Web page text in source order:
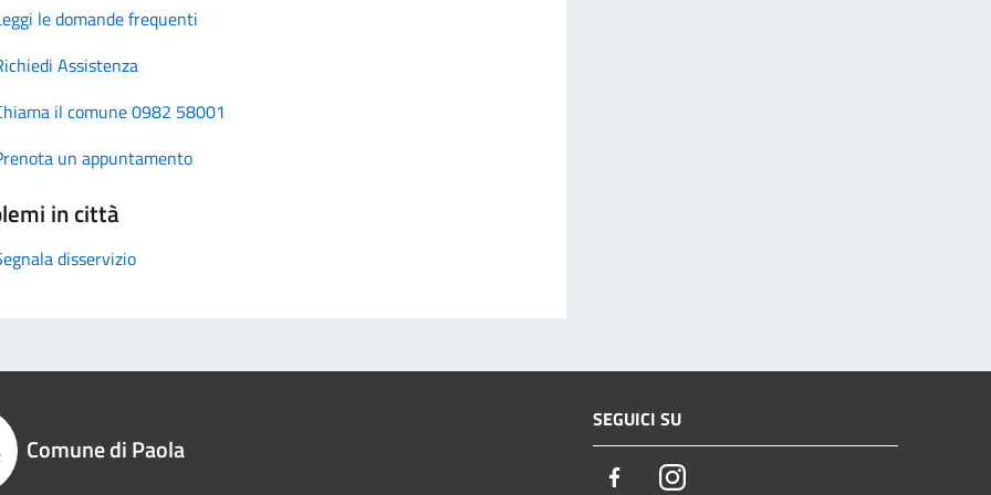
le domande frequenti
Assistenza
il comune 0982 58001
un appuntamento
in città
disservizio
Comune di Paola
SEGUICI SU
FacebookInstagram